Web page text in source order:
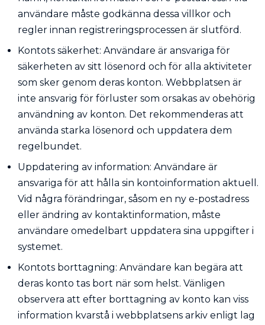
användare måste godkänna dessa villkor och
regler innan registreringsprocessen är slutförd.
Kontots säkerhet: Användare är ansvariga för
säkerheten av sitt lösenord och för alla aktiviteter
som sker genom deras konton. Webbplatsen är
inte ansvarig för förluster som orsakas av obehörig
användning av konton. Det rekommenderas att
använda starka lösenord och uppdatera dem
regelbundet.
Uppdatering av information: Användare är
ansvariga för att hålla sin kontoinformation aktuell.
Vid några förändringar, såsom en ny e-postadress
eller ändring av kontaktinformation, måste
användare omedelbart uppdatera sina uppgifter i
systemet.
Kontots borttagning: Användare kan begära att
deras konto tas bort när som helst. Vänligen
observera att efter borttagning av konto kan viss
information kvarstå i webbplatsens arkiv enligt lag